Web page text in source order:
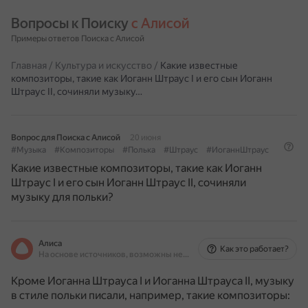
Вопросы к Поиску с Алисой
Примеры ответов Поиска с Алисой
Главная / Культура и искусство / Какие известные
композиторы, такие как Иоганн Штраус I и его сын Иоганн
Штраус II, сочиняли музыку…
Вопрос для Поиска с Алисой
20 июня
#Музыка
#Композиторы #Полька #Штраус #ИоганнШтраус
Какие известные композиторы, такие как Иоганн
Штраус I и его сын Иоганн Штраус II, сочиняли
музыку для польки?
Алиса
На основе источников, возможны неточности
Как это работает?
Кроме Иоганна Штрауса I и Иоганна Штрауса II, музыку
в стиле польки писали, например, такие композиторы: